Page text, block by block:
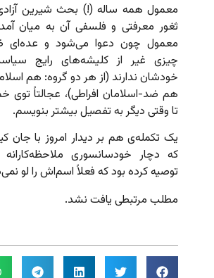
معمول همه ساله (!) بحث شیرین
ثغور معرفتی و فلسفی آن به میان
معمول چون دعوا می‌شود و عده‌ای
چیزی غیر از کلیشه‌های رایج
خودشان ندارند (از هر دو گروه: هم
هم ضد-اسلامان افراطی)،‌ عجالتاً توی
تا وقتی دیگر به تفصیل بیشتر بنویسم.
یک تکمله‌ی هم بر دیدار امروز با جان
که دچار خودسانسوری
توصیه کرده بود که فعلاً اسم‌اش را لو
مطلب مرتبطی یافت نشد.